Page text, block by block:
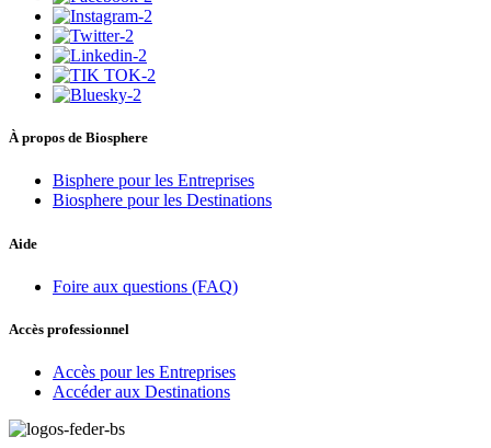
À propos de Biosphere
Bisphere pour les Entreprises
Biosphere pour les Destinations
Aide
Foire aux questions (FAQ)
Accès professionnel
Accès pour les Entreprises
Accéder aux Destinations